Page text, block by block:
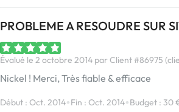
PROBLEME A RESOUDRE SUR
Évalué le 2 octobre 2014 par Client #86975
Nickel ! Merci, Très fiable & efficace
Début : Oct. 2014•Fin : Oct. 2014•Budget : 30